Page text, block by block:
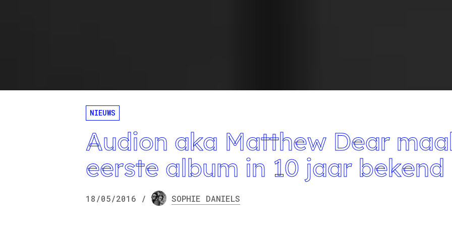
NIEUWS
Audion aka Matthew Dear
eerste album in 10 jaar bekend
18/05/2016 / SOPHIE DANIELS